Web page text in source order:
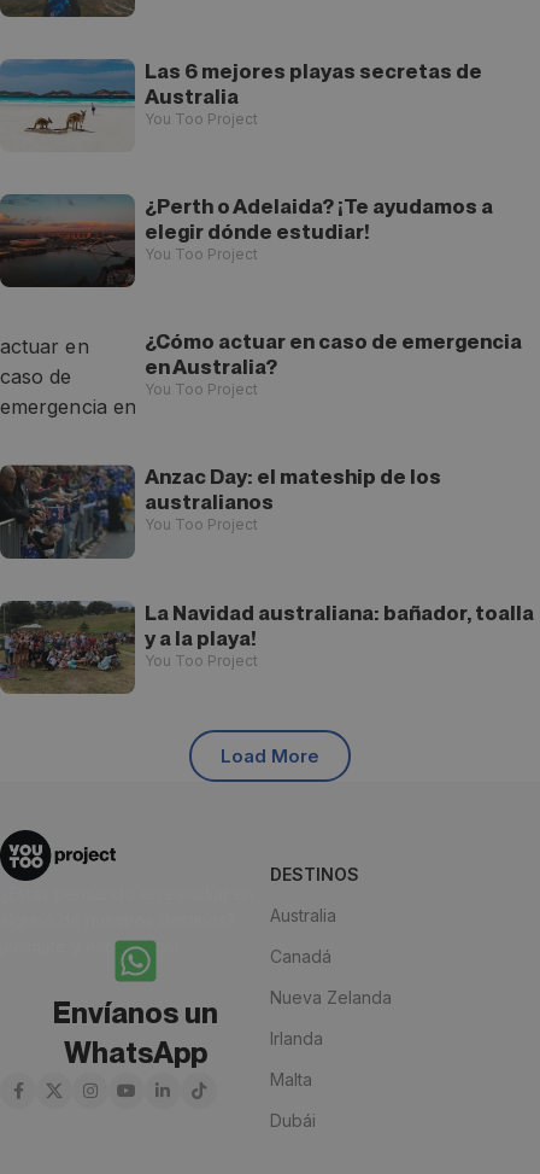
Las 6 mejores playas secretas de
Australia
You Too Project
¿Perth o Adelaida? ¡Te ayudamos a
elegir dónde estudiar!
You Too Project
¿Cómo actuar en caso de emergencia
en Australia?
You Too Project
Anzac Day: el mateship de los
australianos
You Too Project
La Navidad australiana: bañador, toalla
y a la playa!
You Too Project
Load More
¡Anímate y escríbenos!
Envíanos un
WhatsApp
DESTINOS
Australia
Canadá
Nueva Zelanda
Irlanda
Malta
Dubái